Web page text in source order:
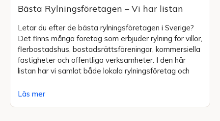
Bästa Rylningsföretagen – Vi har listan
Letar du efter de bästa rylningsföretagen i Sverige?
Det finns många företag som erbjuder rylning för villor,
flerbostadshus, bostadsrättsföreningar, kommersiella
fastigheter och offentliga verksamheter. I den här
listan har vi samlat både lokala rylningsföretag och
Läs mer